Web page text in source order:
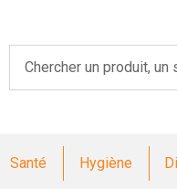
Santé Hygiène